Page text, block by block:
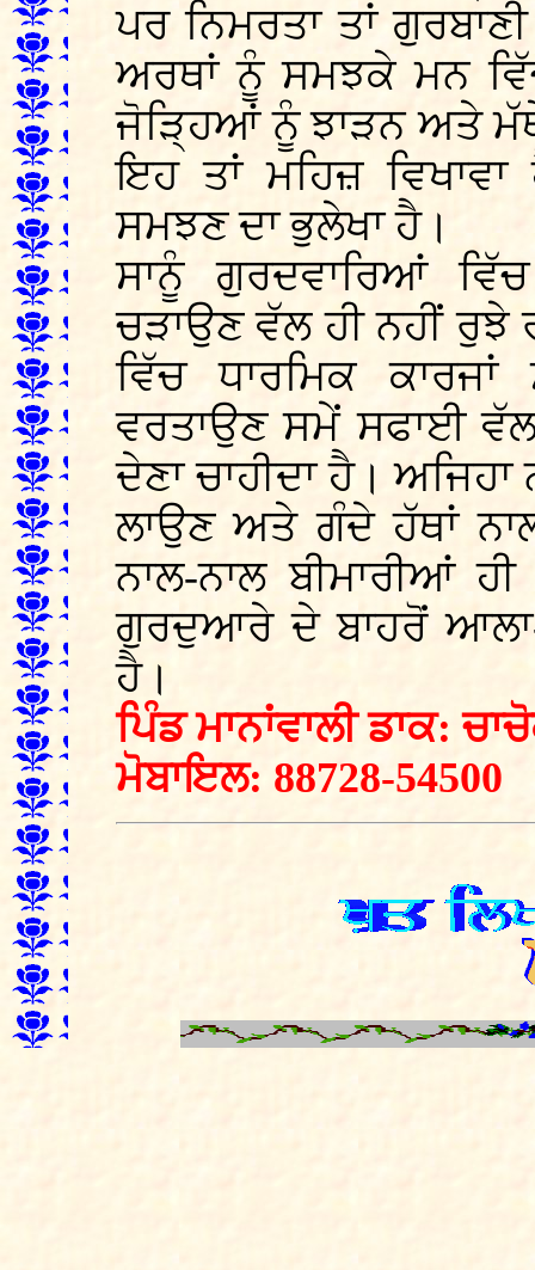
ਪਰ ਨਿਮਰਤਾ ਤਾਂ
ਅਰਥਾਂ ਨੂੰ ਸਮਝਕੇ ਮਨ
ਜੋੜ੍ਹਿਆਂ ਨੂੰ ਝਾੜਨ ਅਤੇ
ਇਹ ਤਾਂ ਮਹਿਜ਼
ਸਮਝਣ ਦਾ ਭੁਲੇਖਾ ਹੈ।
ਸਾਨੂੰ ਗੁਰਦਵਾਰਿਆਂ
ਚੜਾਉਣ ਵੱਲ ਹੀ ਨਹੀਂ ਰੁਝੇ
ਵਿੱਚ ਧਾਰਮਿਕ
ਵਰਤਾਉਣ ਸਮੇਂ ਸਫਾਈ
ਦੇਣਾ ਚਾਹੀਦਾ ਹੈ।
ਲਾਉਣ ਅਤੇ ਗੰਦੇ ਹੱਥਾਂ
ਨਾਲ-ਨਾਲ ਬੀਮਾਰੀਆਂ
ਗੁਰਦੁਆਰੇ ਦੇ ਬਾਹਰੋਂ ਆਲਾ-
ਹੈ।
ਪਿੰਡ ਮਾਨਾਂਵਾਲੀ ਡਾਕ:
ਮੋਬਾਇਲ: 88728-54500